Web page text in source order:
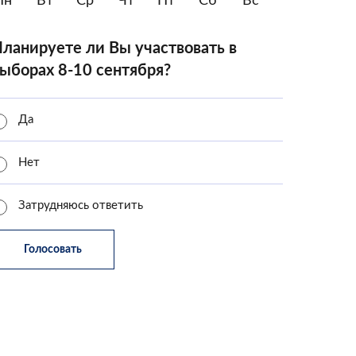
ли Вы участвовать в
8-10 сентября?
Да
Нет
Затрудняюсь ответить